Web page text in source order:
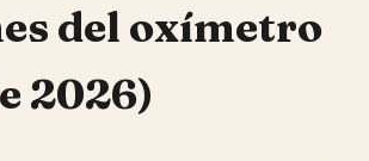
del oxímetro
2026)